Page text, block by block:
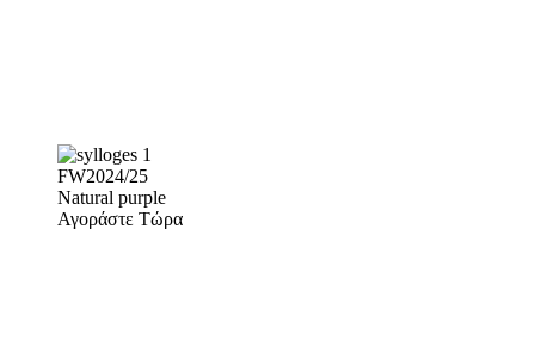
FW2024/25
Natural purple
Αγοράστε Τώρα